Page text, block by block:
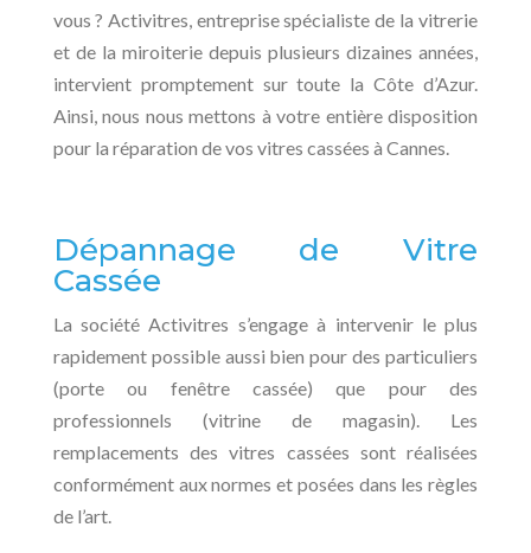
vous ? Activitres, entreprise spécialiste de la vitrerie
et de la miroiterie depuis plusieurs dizaines années,
intervient promptement sur toute la Côte d’Azur.
Ainsi, nous nous mettons à votre entière disposition
pour la réparation de vos vitres cassées à Cannes.
Dépannage de Vitre
Cassée
La société Activitres s’engage à intervenir le plus
rapidement possible aussi bien pour des particuliers
(porte ou fenêtre cassée) que pour des
professionnels (vitrine de magasin). Les
remplacements des vitres cassées sont réalisées
conformément aux normes et posées dans les règles
de l’art.